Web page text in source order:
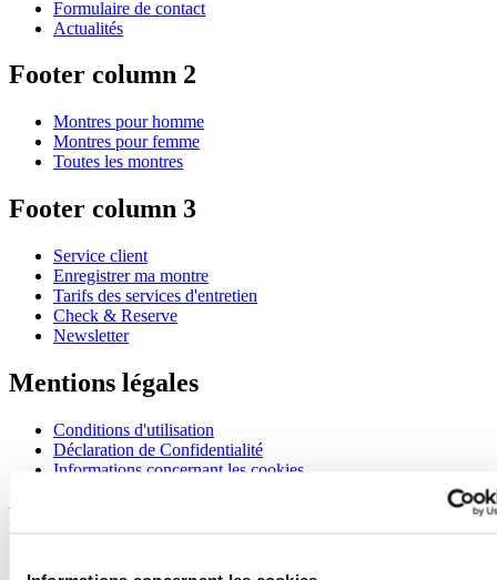
Formulaire de contact
Actualités
Footer column 2
Montres pour homme
Montres pour femme
Toutes les montres
Footer column 3
Service client
Enregistrer ma montre
Tarifs des services d'entretien
Check & Reserve
Newsletter
Mentions légales
Conditions d'utilisation
Déclaration de Confidentialité
Informations concernant les cookies
Rejoignez le club CERTINA